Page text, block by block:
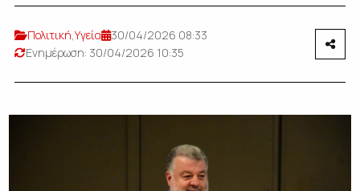
Πολιτική,Υγεία
30/04/2026 08:33
Ενημέρωση: 30/04/2026 10:35